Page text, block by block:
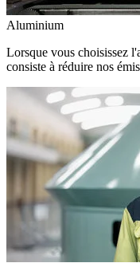
Aluminium
Lorsque vous choisissez
consiste à réduire nos